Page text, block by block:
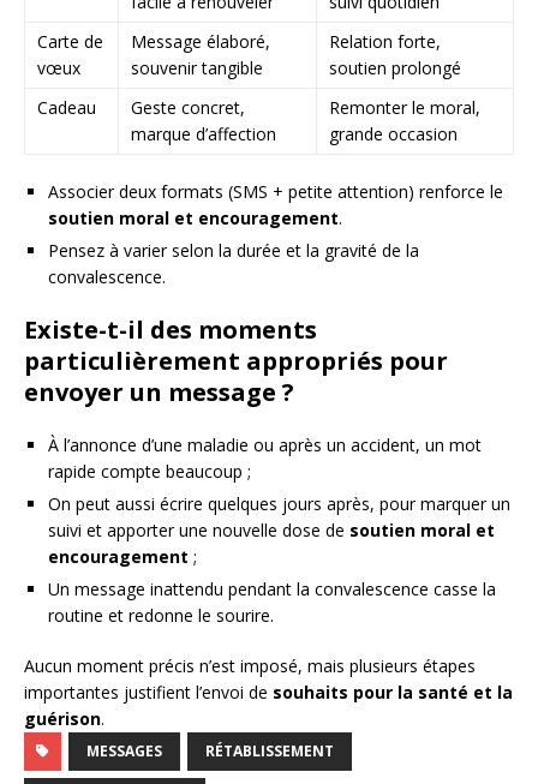
Carte de
vœux
Message élaboré,
souvenir tangible
Relation forte,
soutien prolongé
Cadeau
Geste concret,
marque d’affection
Remonter le moral,
grande occasion
Associer deux formats (SMS + petite attention) renforce le
soutien moral et encouragement.
Pensez à varier selon la durée et la gravité de la
convalescence.
Existe-t-il des moments
particulièrement appropriés pour
envoyer un message ?
À l’annonce d’une maladie ou après un accident, un mot
rapide compte beaucoup ;
On peut aussi écrire quelques jours après, pour marquer un
suivi et apporter une nouvelle dose de soutien moral et
encouragement ;
Un message inattendu pendant la convalescence casse la
routine et redonne le sourire.
Aucun moment précis n’est imposé, mais plusieurs étapes
importantes justifient l’envoi de souhaits pour la santé et la
guérison.
MESSAGES RÉTABLISSEMENT